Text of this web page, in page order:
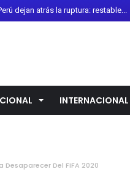
dejan atrás la ruptura: restable...
firma el calendario escolar 2026-
Órgano Antiguo de Guanajuato
INTERNACIONAL
Desaparecer Del FIFA 2020